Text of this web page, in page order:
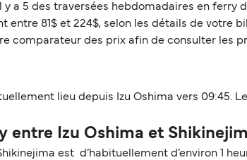
a 5 des traversées hebdomadaires en ferry
81$ et 224$, selon les détails de votre
comparateur des prix afin de consulter les
lieu depuis Izu Oshima vers 09:45.
entre Izu Oshima et
est d’habituellement d’environ 1